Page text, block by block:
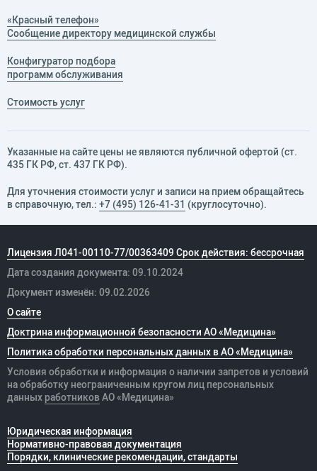
«Красный телефон»
Сообщение директору медицинской службы
Конфигуратор подбора
программ обслуживания
Стоимость услуг
Указанные на сайте цены не являются публичной офертой (ст.
435 ГК РФ, cт. 437 ГК РФ).
Для уточнения стоимости услуг и записи на прием обращайтесь
в справочную, тел.: +7 (495) 126-41-31 (круглосуточно).
Лицензия Л041-00110-77/00363409 Срок действия: бессрочная
Дата создания документа: 09.10.2024
Документ изменён: 09.02.2026
О сайте
Доктрина информационной безопасности АО «Медицина»
Политика обработки персональных данных в АО «Медицина»
Условия обработки и информация о наличии запретов и условий
на обработку неограниченным кругом лиц персональных
данных работников АО «Медицина»
Юридическая информация
Нормативно-правовая документация
Порядки, клинические рекомендации, стандарты